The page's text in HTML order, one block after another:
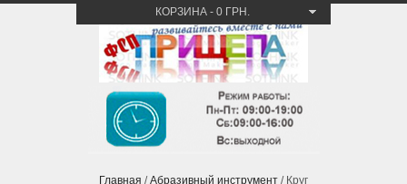
КОРЗИНА - 0 ГРН.
Главная /Абразивный инструмент / Круг